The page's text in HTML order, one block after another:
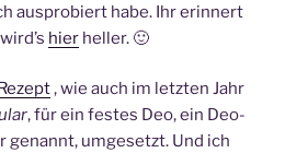
ausprobiert habe. Ihr erinnert
hier heller. 🙂
, wie auch im letzten Jahr
, für ein festes Deo, ein Deo-
genannt, umgesetzt. Und ich